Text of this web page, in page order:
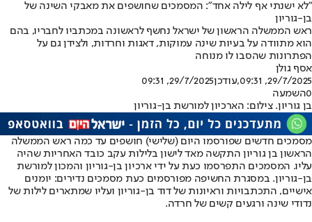
"לא ישנתי אף לילה אחד": המסמכים שחושפים את מאבקי השינה של
בן-גוריון
ראש הממשלה הראשון של ישראל נחשף לראשונה במכתביו לחבריו, בהם
הוא מתוודה על בעיות שינה עמוקות, דאגות וחרדות, ולצידן גם על
הפתרונות שהסבו לו מנוחה
אסף גולן
29/7/2025, 09:31
,עודכן29/7/2025, 09:31
0השמעה
בן גוריון. צילום: הארכיון למורשת בן-גוריון
מסמכים חדשים שפורסמו היום (שלישי) חושפים עד כמה ראש הממשלה
הראשון בן גוריון התקשה מאד לישון בלילות עקב כובד האחריות שהיה
עליו. המסמכים התפרסמו כעת על ידי ארכיון בן-גוריון והמכון למורשת
בן-גוריון. במסגרת החשיפה מפורסמים כעת מסמכים נדירים: יומנים
אישיים, התכתבויות וראיונות של דוד בן-גוריון ועליו שמתארים לילות של
נדודי שינה ורגעים קשים של חרדה.